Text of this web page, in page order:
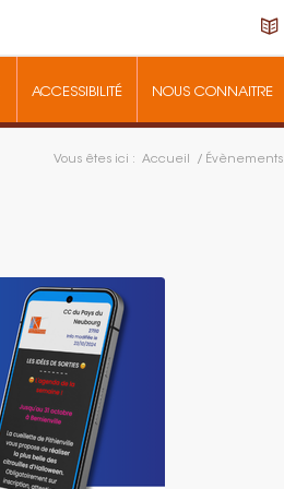
ACCESSIBILITÉ NOUS CONNAITRE
Vous êtes ici : Accueil / Évènements